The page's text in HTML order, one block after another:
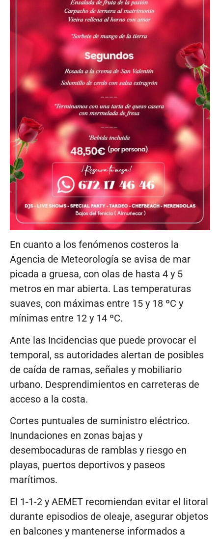
En cuanto a los fenómenos costeros la
Agencia de Meteorología se avisa de mar
picada a gruesa, con olas de hasta 4 y 5
metros en mar abierta. Las temperaturas
suaves, con máximas entre 15 y 18 ºC y
mínimas entre 12 y 14 ºC.
Ante las Incidencias que puede provocar el
temporal, ss autoridades alertan de posibles
de caída de ramas, señales y mobiliario
urbano. Desprendimientos en carreteras de
acceso a la costa.
Cortes puntuales de suministro eléctrico.
Inundaciones en zonas bajas y
desembocaduras de ramblas y riesgo en
playas, puertos deportivos y paseos
marítimos.
El 1-1-2 y AEMET recomiendan evitar el litoral
durante episodios de oleaje, asegurar objetos
en balcones y mantenerse informados a